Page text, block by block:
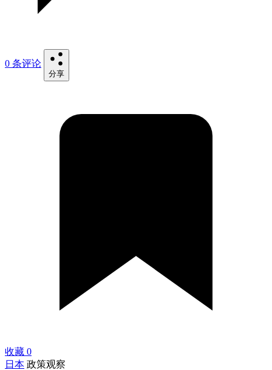
0 条评论
分享
收藏 0
日本 政策观察